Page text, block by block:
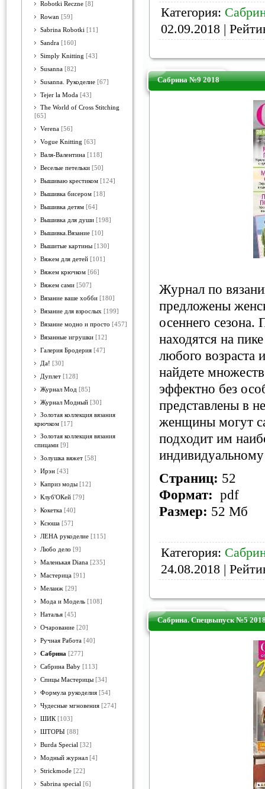
Robotki Reczne [8]
Rowan [59]
Sabrina Robotki [11]
Sandra [160]
Simply Knitting [43]
Susanna [82]
Susanna. Рукоделие [67]
Tejer la Moda [43]
The World of Cross Stitching
[65]
Verena [56]
Vogue Knitting [63]
Валя-Валентина [118]
Веселые петельки [50]
Вышиваю крестиком [124]
Вышивка бисером [18]
Вышивка детям [64]
Вышивка для души [198]
Вышивка.Вязание [10]
Вышитые картины [130]
Вяжем для детей [101]
Вяжем крючком [66]
Вяжем сами [507]
Вязание ваше хобби [180]
Вязание для взрослых [199]
Вязание модно и просто [457]
Вязанные игрушки [12]
Галерия Бродерия [47]
Да! [30]
Дуплет [128]
Журнал Мод [85]
Журнал Модный [30]
Золотая коллекция вязания
крючком [17]
Золотая коллекция вязания
спицами [9]
Золушка вяжет [58]
Ирэн [43]
Каприз моды [12]
Клуб'ОКей [79]
Кокетка [40]
Ксюша [57]
ЛЕНА рукоделие [115]
Любо дело [9]
Маленькая Diana [235]
Мастерица [91]
Меланж [29]
Мода и Модель [108]
Наталья [45]
Очарование [20]
Ручная Работа [40]
Сабрина [277]
Сабрина Baby [113]
Спицы Мастерицы [34]
Формула рукоделия [54]
Чудесные мгновения [274]
ШИК [103]
ШТОРЫ [88]
Burda Special [32]
Модный журнал [4]
Strickmode [22]
Sabrina special [6]
Категория:
02.09.2018 |
Сабрина №9 2018
Журнал по
предложены
осеннего сезона.
находятся на
любого возраста
найдете
эффектно без
представлены в
женщины могут
подходит им
Страниц: 52
Формат: pdf
Размер: 52 Мб
Категория:
24.08.2018 |
Сабрина. Спецвыпуск №5